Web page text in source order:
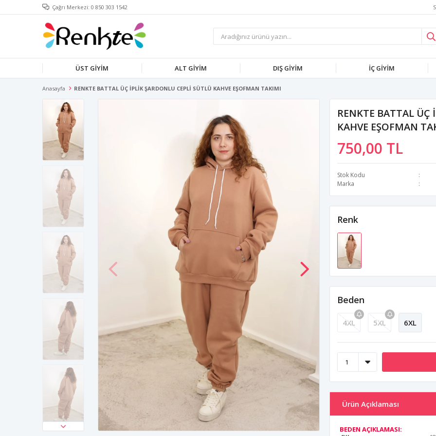
Çağrı Merkezi: 0 850 303 1542
ÜST GİYİM ALT GİYİM DIŞ GİYİM İÇ GİYİM
Anasayfa RENKTE BATTAL ÜÇ İPLİK ŞARDONLU CEPLİ SÜTLÜ KAHVE EŞOFMAN TAKIMI
RENKTE BATTAL ÜÇ
KAHVE EŞOFMAN
750,00 TL
Stok Kodu
Marka
Renk
Beden
4XL 5XL 6XL
Ürün Açıklaması
BEDEN AÇIKLAMASI: